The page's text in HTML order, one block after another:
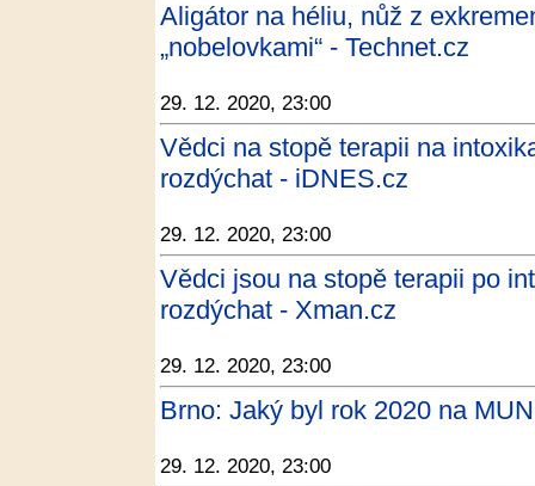
Aligátor na héliu, nůž z
„nobelovkami“ - Technet.cz
29. 12. 2020, 23:00
Vědci na stopě terapii na
rozdýchat - iDNES.cz
29. 12. 2020, 23:00
Vědci jsou na stopě terapii po
rozdýchat - Xman.cz
29. 12. 2020, 23:00
Brno: Jaký byl rok 2020 na
29. 12. 2020, 23:00